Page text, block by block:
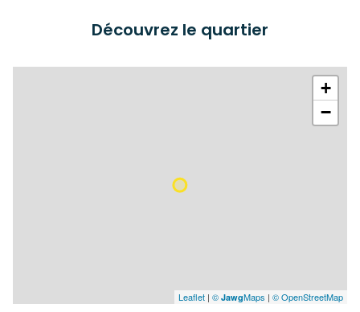
Découvrez le quartier
+
−
Leaflet | © JawgMaps | © OpenStreetMap